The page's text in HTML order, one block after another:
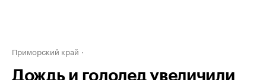
Приморский край
Дождь и гололед увеличили